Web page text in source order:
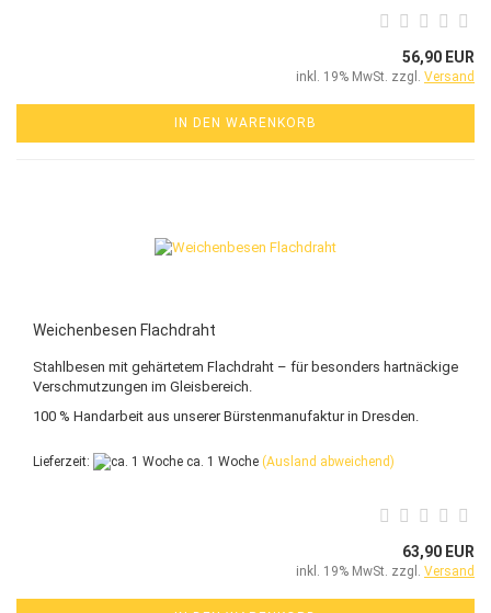
56,90 EUR
inkl. 19% MwSt. zzgl. Versand
IN DEN WARENKORB
Weichenbesen Flachdraht
Stahlbesen mit gehärtetem Flachdraht – für besonders hartnäckige
Verschmutzungen im Gleisbereich.
100 % Handarbeit aus unserer Bürstenmanufaktur in Dresden.
Lieferzeit: ca. 1 Woche (Ausland abweichend)
63,90 EUR
inkl. 19% MwSt. zzgl. Versand